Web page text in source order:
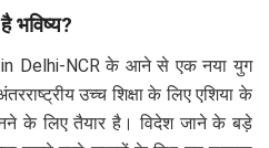
भविष्य?
in Delhi-NCR के आने से एक नया युग
उच्च शिक्षा के लिए एशिया के
के लिए तैयार है। विदेश जाने के बड़े